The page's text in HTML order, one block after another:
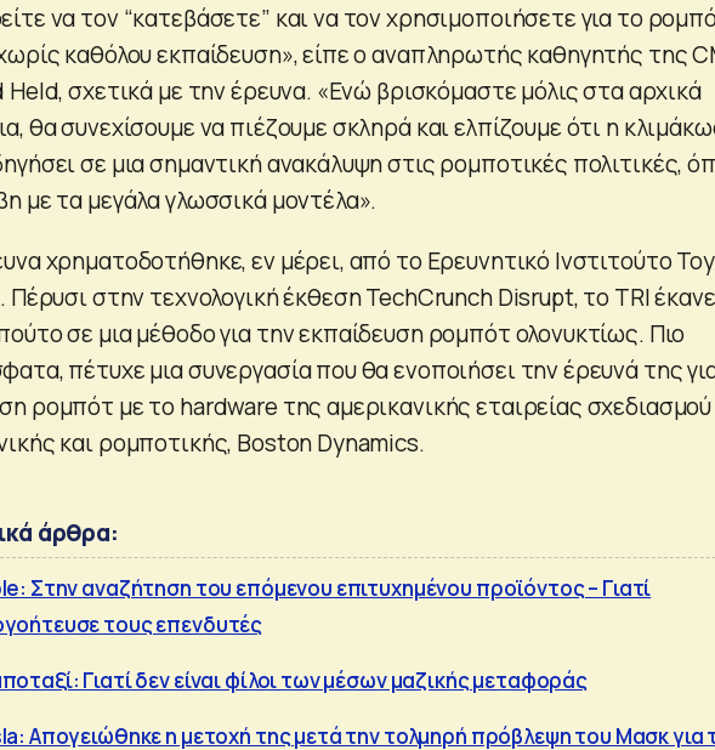
να τον “κατεβάσετε” και να τον χρησιμοποιήσετε για το
καθόλου εκπαίδευση», είπε ο αναπληρωτής καθηγητής της
Held, σχετικά με την έρευνα. «Ενώ βρισκόμαστε μόλις στα αρχικά
θα συνεχίσουμε να πιέζουμε σκληρά και ελπίζουμε ότι η
σε μια σημαντική ανακάλυψη στις ρομποτικές πολιτικές,
με τα μεγάλα γλωσσικά μοντέλα».
χρηματοδοτήθηκε, εν μέρει, από το Ερευνητικό Ινστιτούτο
Πέρυσι στην τεχνολογική έκθεση TechCrunch Disrupt, το TRI
σε μια μέθοδο για την εκπαίδευση ρομπότ ολονυκτίως. Πιο
πέτυχε μια συνεργασία που θα ενοποιήσει την έρευνά της
ρομπότ με το hardware της αμερικανικής εταιρείας σχεδιασμού
και ρομποτικής, Boston Dynamics.
άρθρα:
Στην αναζήτηση του επόμενου επιτυχημένου προϊόντος – Γιατί
τους επενδυτές
Γιατί δεν είναι φίλοι των μέσων μαζικής μεταφοράς
Aπογειώθηκε η μετοχή της μετά την τολμηρή πρόβλεψη του Μασκ για